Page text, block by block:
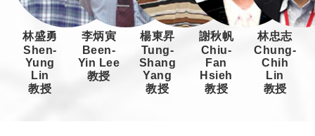
林盛勇
Shen-
Yung
Lin
教授
李炳寅
Been-
Yin Lee
教授
楊東昇
Tung-
Shang
Yang
教授
謝秋帆
Chiu-
Fan
Hsieh
教授
林忠志
Chung-
Chih
Lin
教授